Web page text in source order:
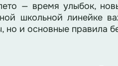
— время улыбок,
школьной линейке
но и основные правила